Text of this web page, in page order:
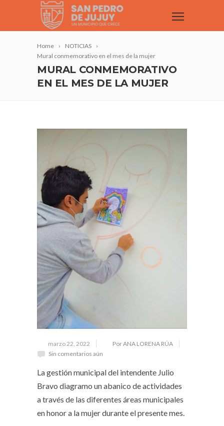
Home
NOTICIAS
Mural conmemorativo en el mes de la mujer
MURAL CONMEMORATIVO
EN EL MES DE LA MUJER
marzo 22, 2022
Por ANA LORENA RÚA
Sin comentarios aún
La gestión municipal del intendente Julio
Bravo diagramo un abanico de actividades
a través de las diferentes áreas municipales
en honor a la mujer durante el presente mes.